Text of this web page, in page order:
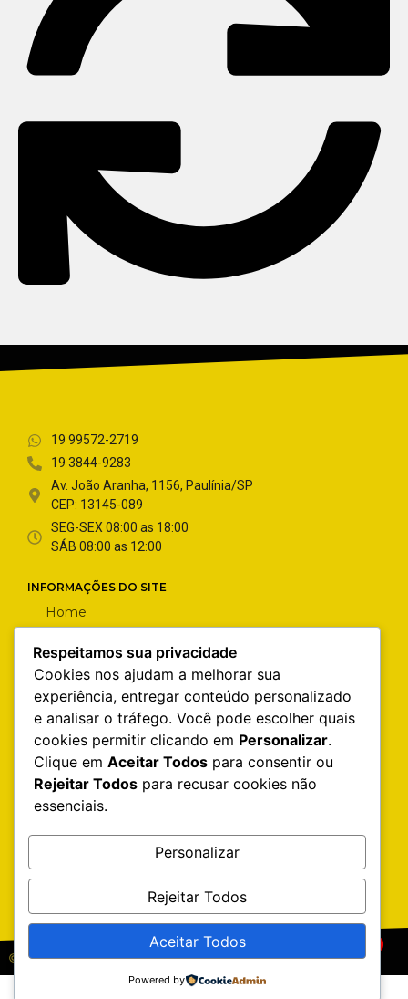
19 99572-2719
19 3844-9283
Av. João Aranha, 1156, Paulínia/SP
CEP: 13145-089
SEG-SEX 08:00 as 18:00
SÁB 08:00 as 12:00
INFORMAÇÕES DO SITE
Home
Quem Somos
Catálogo
Contato
Precisando de Bateria?
Produtos de Estética Automotiva
Manutenção Preventiva
Troca de óleo
2026 - Todos os direitos reservados Criado por Psite
Falar pelo WhatsApp
Respeitamos sua privacidade
Cookies nos ajudam a melhorar sua
experiência, entregar conteúdo personalizado
e analisar o tráfego. Você pode escolher quais
cookies permitir clicando em Personalizar.
Clique em Aceitar Todos para consentir ou
Rejeitar Todos para recusar cookies não
essenciais.
Personalizar
Rejeitar Todos
Aceitar Todos
Powered by